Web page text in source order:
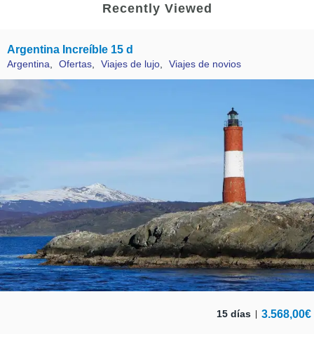
Recently Viewed
Argentina Increíble 15 d
Argentina Ofertas Viajes de lujo Viajes de novios
15 días 3.568,00€